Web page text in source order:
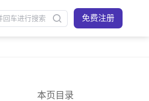
免费注册
本页目录